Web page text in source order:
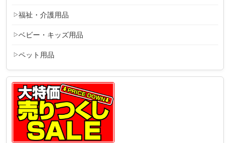
福祉・介護用品
ベビー・キッズ用品
ペット用品